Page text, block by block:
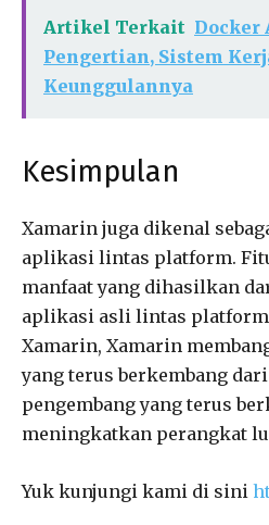
Artikel Terkait Docker
Pengertian, Sistem
Keunggulannya
Kesimpulan
Xamarin juga dikenal
aplikasi lintas platform.
manfaat yang dihasilkan
aplikasi asli lintas
Xamarin, Xamarin
yang terus berkembang
pengembang yang terus
meningkatkan perangkat
Yuk kunjungi kami di sini